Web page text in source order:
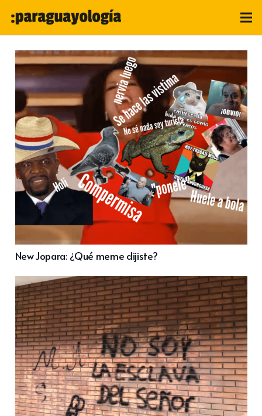
New Jopara: ¿Qué meme dijiste?